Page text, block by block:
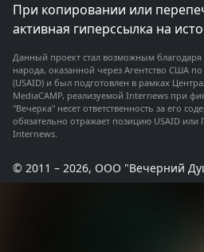
При копировании или
активная гиперссылка на
Данный проект стал возможным
народа, оказанной через Агентство США
(USAID) и был подготовлен в рамках
MediaCAMP, реализуемой Internews при
"Вечерка" несет ответственность за его
обязательно отражает позицию USAID или
Internews.
© 2011 – 2026, ООО "Вечерний